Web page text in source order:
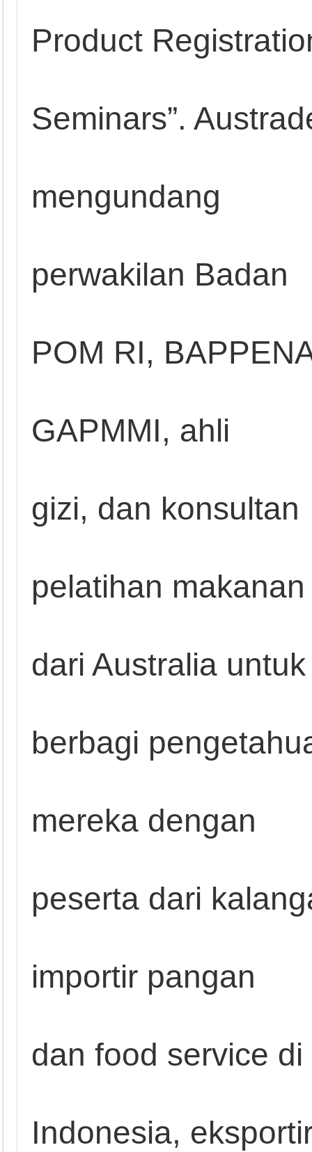
Product
Seminars”.
mengundang
perwakilan Badan
POM RI,
GAPMMI, ahli
gizi, dan konsultan
pelatihan makanan
dari Australia untuk
berbagi
mereka dengan
peserta dari
importir pangan
dan food service di
Indonesia,